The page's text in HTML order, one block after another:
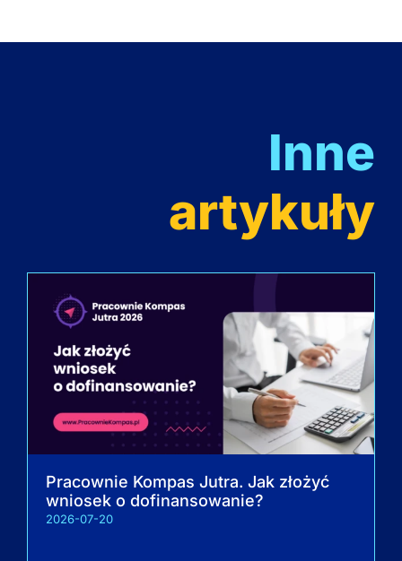
Inne
artykuły
Pracownie Kompas Jutra. Jak złożyć
wniosek o dofinansowanie?
2026-07-20